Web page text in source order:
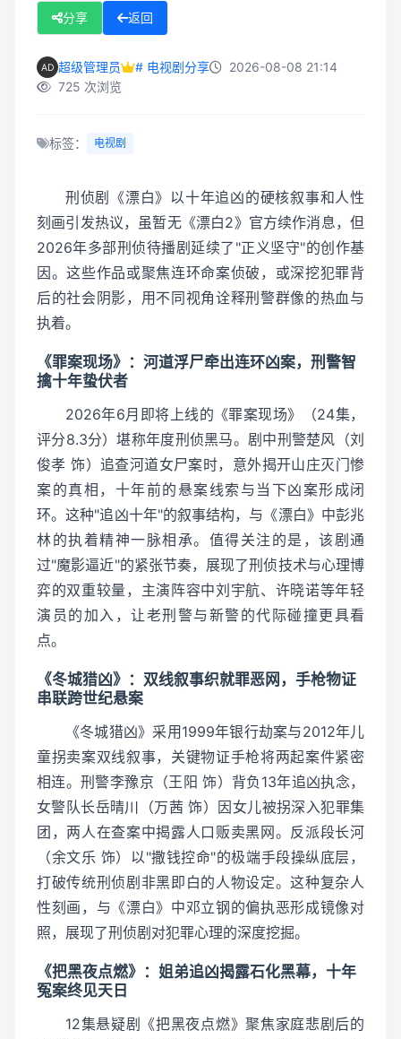
分享 返回
超级管理员 # 电视剧分享
2026-08-08 21:14
725 次浏览
标签： 电视剧
刑侦剧《漂白》以十年追凶的硬核叙事和人性
刻画引发热议，虽暂无《漂白2》官方续作消息，但
2026年多部刑侦待播剧延续了"正义坚守"的创作基
因。这些作品或聚焦连环命案侦破，或深挖犯罪背
后的社会阴影，用不同视角诠释刑警群像的热血与
执着。
《罪案现场》：河道浮尸牵出连环凶案，刑警智
擒十年蛰伏者
2026年6月即将上线的《罪案现场》（24集，
评分8.3分）堪称年度刑侦黑马。剧中刑警楚风（刘
俊孝 饰）追查河道女尸案时，意外揭开山庄灭门惨
案的真相，十年前的悬案线索与当下凶案形成闭
环。这种"追凶十年"的叙事结构，与《漂白》中彭兆
林的执着精神一脉相承。值得关注的是，该剧通
过"魔影逼近"的紧张节奏，展现了刑侦技术与心理博
弈的双重较量，主演阵容中刘宇航、许晓诺等年轻
演员的加入，让老刑警与新警的代际碰撞更具看
点。
《冬城猎凶》：双线叙事织就罪恶网，手枪物证
串联跨世纪悬案
《冬城猎凶》采用1999年银行劫案与2012年儿
童拐卖案双线叙事，关键物证手枪将两起案件紧密
相连。刑警李豫京（王阳 饰）背负13年追凶执念，
女警队长岳晴川（万茜 饰）因女儿被拐深入犯罪集
团，两人在查案中揭露人口贩卖黑网。反派段长河
（余文乐 饰）以"撒钱控命"的极端手段操纵底层，
打破传统刑侦剧非黑即白的人物设定。这种复杂人
性刻画，与《漂白》中邓立钢的偏执恶形成镜像对
照，展现了刑侦剧对犯罪心理的深度挖掘。
《把黑夜点燃》：姐弟追凶揭露石化黑幕，十年
冤案终见天日
12集悬疑剧《把黑夜点燃》聚焦家庭悲剧后的